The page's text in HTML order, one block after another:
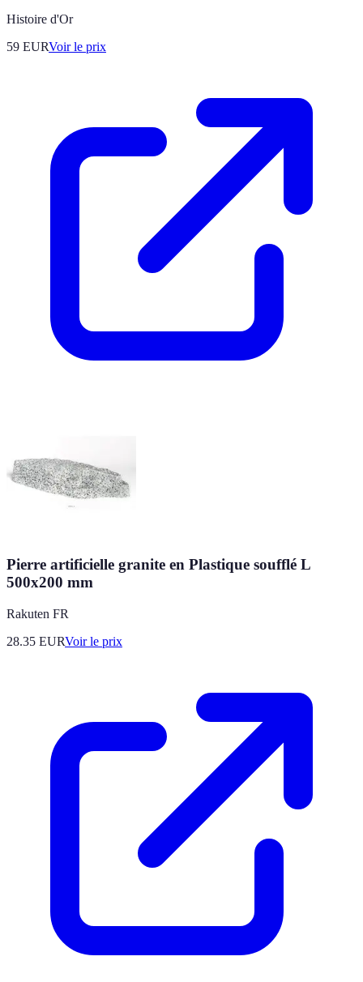
Histoire d'Or
59 EURVoir le prix
Pierre artificielle granite en Plastique soufflé L
500x200 mm
Rakuten FR
28.35 EURVoir le prix